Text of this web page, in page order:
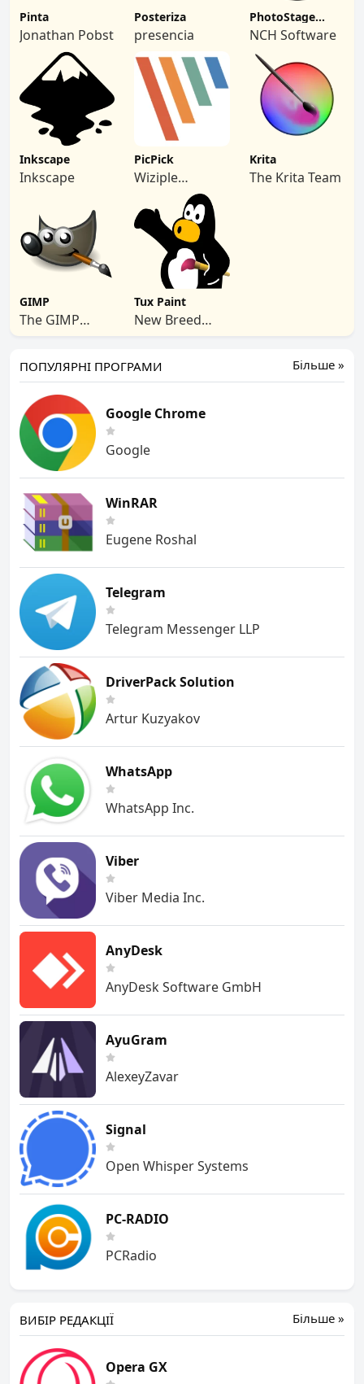
Pinta
Jonathan Pobst
Posteriza
presencia
PhotoStage
Slideshow
NCH Software
Inkscape
Inkscape
PicPick
Wiziple
software
Krita
The Krita Team
GIMP
The GIMP
Tux Paint
New Breed
Більше »
ПОПУЛЯРНІ ПРОГРАМИ
Google Chrome
Google
WinRAR
Eugene Roshal
Telegram
Telegram Messenger LLP
DriverPack Solution
Artur Kuzyakov
WhatsApp
WhatsApp Inc.
Viber
Viber Media Inc.
AnyDesk
AnyDesk Software GmbH
AyuGram
AlexeyZavar
Signal
Open Whisper Systems
PC-RADIO
PCRadio
Більше »
ВИБІР РЕДАКЦІЇ
Opera GX